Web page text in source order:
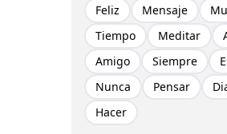
Feliz
Mensaje
Tiempo
Meditar
Amigo
Siempre
Nunca
Pensar
Hacer